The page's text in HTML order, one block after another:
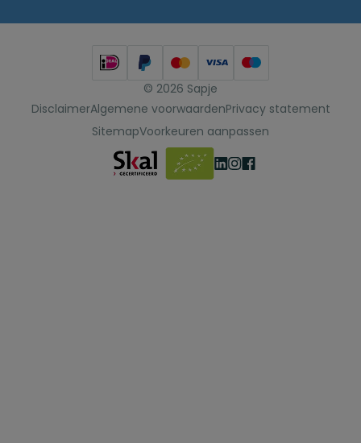
© 2026 Sapje
DisclaimerAlgemene voorwaardenPrivacy statement
SitemapVoorkeuren aanpassen